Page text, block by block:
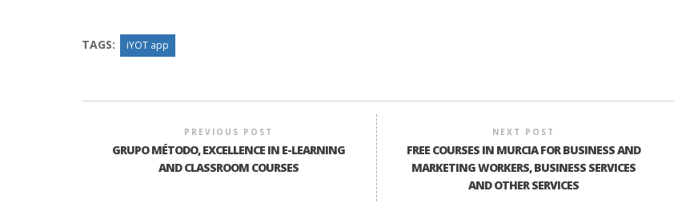
TAGS: iYOT app
PREVIOUS POST
GRUPO MÉTODO, EXCELLENCE IN E-LEARNING
AND CLASSROOM COURSES
NEXT POST
FREE COURSES IN MURCIA FOR BUSINESS AND
MARKETING WORKERS, BUSINESS SERVICES
AND OTHER SERVICES